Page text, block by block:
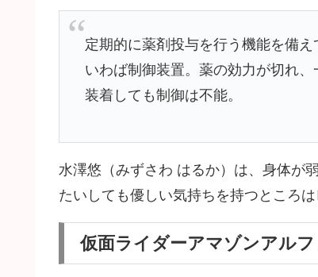
定期的に薬剤投与を行う機能を備
いわば制御装置。薬の効力が切れ
装着しても制御は不能。
水澤悠（みずさわ はるか）は、身体が
たいしても優しい気持ちを持つところ
仮面ライダーアマゾンアルフ